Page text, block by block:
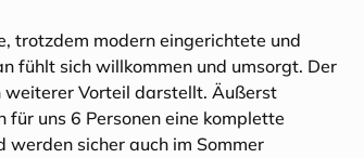
trotzdem modern eingerichtete und
fühlt sich willkommen und umsorgt. Der
weiterer Vorteil darstellt. Äußerst
uns 6 Personen eine komplette
sicher auch im Sommer